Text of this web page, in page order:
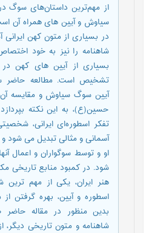
از مهم‌ترین داستان‌های سوگ
سیاوش و آیین های همراه آن
در بسیاری از متون کهن
شاهنامه را نیز به خود
بسیاری از آیین های کهن
تشخیص است. مطالعه حاضر
آیین سوگ سیاوش و مقایسه آن
حسین(ع)، به این نکته
تفکر اسطوره‌ای ایرانی،
آسمانی و مثالی تبدیل می شود و
او و توسط سوگواران و اعمال
شود. در کمبود منابع تاریخی
هنر ایران، یکی از مهم ترین
اسطوره و آیین، بهره گرفتن
بدین منظور در مقاله حاضر
شاهنامه و متون تاریخی دیگر،